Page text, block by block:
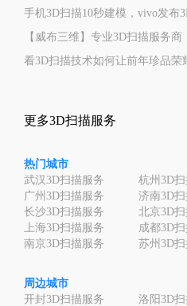
手机3D扫描10秒建模，vivo发布
【威布三维】专业3D扫描服务商
看3D扫描技术如何让前年珍品荣
更多3D扫描服务
热门城市
武汉3D扫描服务
杭州3D
广州3D扫描服务
济南3D
长沙3D扫描服务
北京3D
上海3D扫描服务
成都3D
南京3D扫描服务
苏州3D
周边城市
开封3D扫描服务
洛阳3D